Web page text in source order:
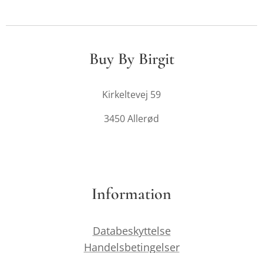
Buy By Birgit
Kirkeltevej 59
3450 Allerød
Information
Databeskyttelse
Handelsbetingelser